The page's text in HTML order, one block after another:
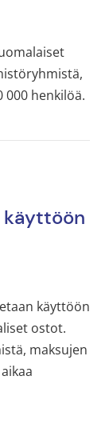
000 henkilöä.
käyttöön
ostot.
maksujen